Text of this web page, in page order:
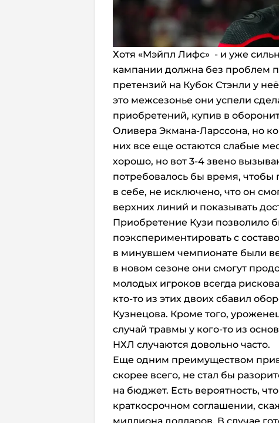
Хотя «Мэйпл Лифс» - и уже
кампании должна без проблем
претензий на Кубок Стэнли у
это межсезонье они успели
приобретений, купив в
Оливера Экмана-Ларссона, но
них все еще остаются слабые
хорошо, но вот 3-4 звено
потребовалось бы время, чтобы
в себе, не исключено, что он
верхних линий и показывать
Приобретение Кузи позволило
поэкспериментировать с
в минувшем чемпионате были
в новом сезоне они смогут
молодых игроков всегда
кто-то из этих двоих сбавил
Кузнецова. Кроме того,
случай травмы у кого-то из
НХЛ случаются довольно часто.
Еще одним преимуществом
скорее всего, не стал бы
на бюджет. Есть вероятность,
краткосрочном соглашении,